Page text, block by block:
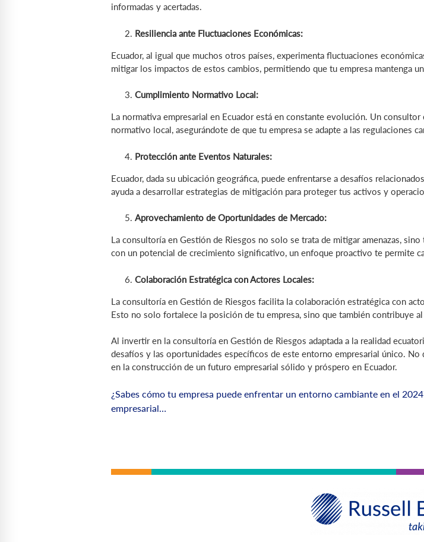
informadas y acertadas.
Resiliencia ante Fluctuaciones Económicas:
Ecuador, al igual que muchos otros países, experimenta fluctuaciones
mitigar los impactos de estos cambios, permitiendo que tu empresa mantenga
Cumplimiento Normativo Local:
La normativa empresarial en Ecuador está en constante evolución. Un
normativo local, asegurándote de que tu empresa se adapte a las regulaciones
Protección ante Eventos Naturales:
Ecuador, dada su ubicación geográfica, puede enfrentarse a desafíos
ayuda a desarrollar estrategias de mitigación para proteger tus activos y
Aprovechamiento de Oportunidades de Mercado:
La consultoría en Gestión de Riesgos no solo se trata de mitigar amenazas,
con un potencial de crecimiento significativo, un enfoque proactivo te permite
Colaboración Estratégica con Actores Locales:
La consultoría en Gestión de Riesgos facilita la colaboración estratégica con
Esto no solo fortalece la posición de tu empresa, sino que también contribuye
Al invertir en la consultoría en Gestión de Riesgos adaptada a la realidad
desafíos y las oportunidades específicos de este entorno empresarial único.
en la construcción de un futuro empresarial sólido y próspero en Ecuador.
¿Sabes cómo tu empresa puede enfrentar un entorno cambiante en el
empresarial…